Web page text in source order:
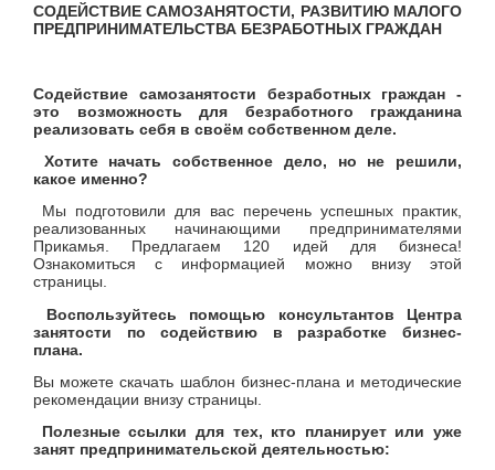
СОДЕЙСТВИЕ САМОЗАНЯТОСТИ, РАЗВИТИЮ МАЛОГО
ПРЕДПРИНИМАТЕЛЬСТВА БЕЗРАБОТНЫХ ГРАЖДАН
Содействие самозанятости безработных граждан -
это возможность для безработного гражданина
реализовать себя в своём собственном деле.
Хотите начать собственное дело, но не решили,
какое именно?
Мы подготовили для вас перечень успешных практик,
реализованных начинающими предпринимателями
Прикамья. Предлагаем 120 идей для бизнеса!
Ознакомиться с информацией можно внизу этой
страницы.
Воспользуйтесь помощью консультантов Центра
занятости по содействию в разработке бизнес-
плана.
Вы можете скачать шаблон бизнес-плана и методические
рекомендации внизу страницы.
Полезные ссылки для тех, кто планирует или уже
занят предпринимательской деятельностью: